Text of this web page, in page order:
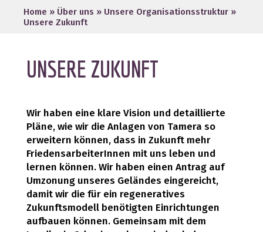
Home » Über uns » Unsere Organisationsstruktur »
Unsere Zukunft
UNSERE ZUKUNFT
Wir haben eine klare Vision und detaillierte
Pläne, wie wir die Anlagen von Tamera so
erweitern können, dass in Zukunft mehr
FriedensarbeiterInnen mit uns leben und
lernen können. Wir haben einen Antrag auf
Umzonung unseres Geländes eingereicht,
damit wir die für ein regeneratives
Zukunftsmodell benötigten Einrichtungen
aufbauen können. Gemeinsam mit dem